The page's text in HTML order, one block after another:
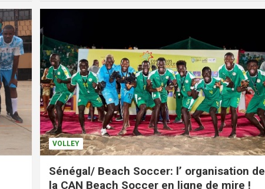
VOLLEY
Sénégal/ Beach Soccer: l’ organisation de
la CAN Beach Soccer en ligne de mire !